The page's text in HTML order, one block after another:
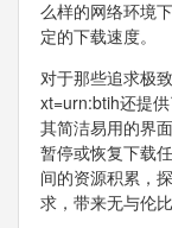
么样的网络环境
定的下载速度。
对于那些追求极
xt=urn:btih还提
其简洁易用的界
暂停或恢复下载
间的资源积累，
求，带来无与伦